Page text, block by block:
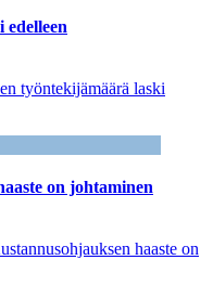
työntekijämäärä laski
on johtaminen
haaste on